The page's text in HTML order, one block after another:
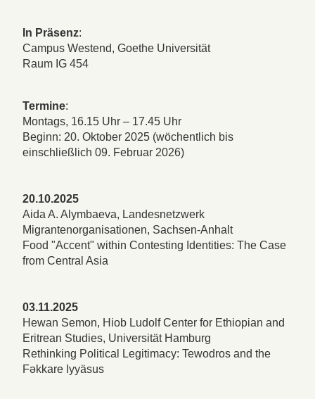
In Präsenz:
Campus Westend, Goethe Universität
Raum IG 454
Termine:
Montags, 16.15 Uhr – 17.45 Uhr
Beginn: 20. Oktober 2025 (wöchentlich bis
einschließlich 09. Februar 2026)
20.10.2025
Aida A. Alymbaeva, Landesnetzwerk
Migrantenorganisationen, Sachsen-Anhalt
Food "Accent" within Contesting Identities: The Case
from Central Asia
03.11.2025
Hewan Semon, Hiob Ludolf Center for Ethiopian and
Eritrean Studies, Universität Hamburg
Rethinking Political Legitimacy: Tewodros and the
Fǝkkare Iyyäsus